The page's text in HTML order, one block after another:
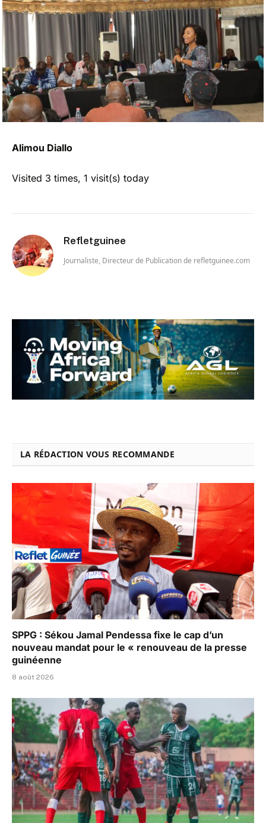
Alimou Diallo
Visited 3 times, 1 visit(s) today
Refletguinee
Journaliste, Directeur de Publication de refletguinee.com
LA RÉDACTION VOUS RECOMMANDE
SPPG : Sékou Jamal Pendessa fixe le cap d’un
nouveau mandat pour le « renouveau de la presse
guinéenne
8 août 2026